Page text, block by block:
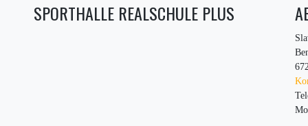
SPORTHALLE REALSCHULE PLUS